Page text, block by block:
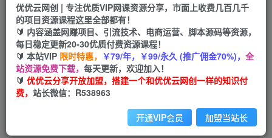
云币 9.9 云币99
会员免费
立即购买
您当前未登录！建议登陆后购买，可保存购买订单
TikTok全域起号陪跑营｜吃透海外算法，零基础玩转TK短视
优优云网创 | 专注优质VIP网课资源分享，市面上收费几百几千
的项目资源课程这里全部都有！
🔰 内容涵盖网赚项目、引流技术、电商运营、脚本源码等资源，
每日稳定更新20-30优质付费资源课程！
🔰 本站VIP 限时特惠， ￥79/年，￥99/永久 (推广佣金70%)， 全
站资源免费下载， 每天更新，欢迎加入！
🔰 优优云分享开放加盟，搭建一个和优优云网创一样的知识付
费， 站长微信：R538963
开通VIP会员 加盟当站长